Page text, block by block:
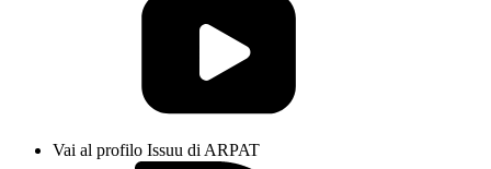
Vai al profilo Issuu di ARPAT